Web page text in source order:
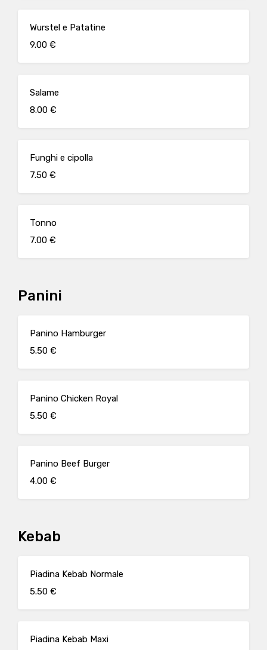
Wurstel e Patatine
9.00 €
Salame
8.00 €
Funghi e cipolla
7.50 €
Tonno
7.00 €
Panini
Panino Hamburger
5.50 €
Panino Chicken Royal
5.50 €
Panino Beef Burger
4.00 €
Kebab
Piadina Kebab Normale
5.50 €
Piadina Kebab Maxi